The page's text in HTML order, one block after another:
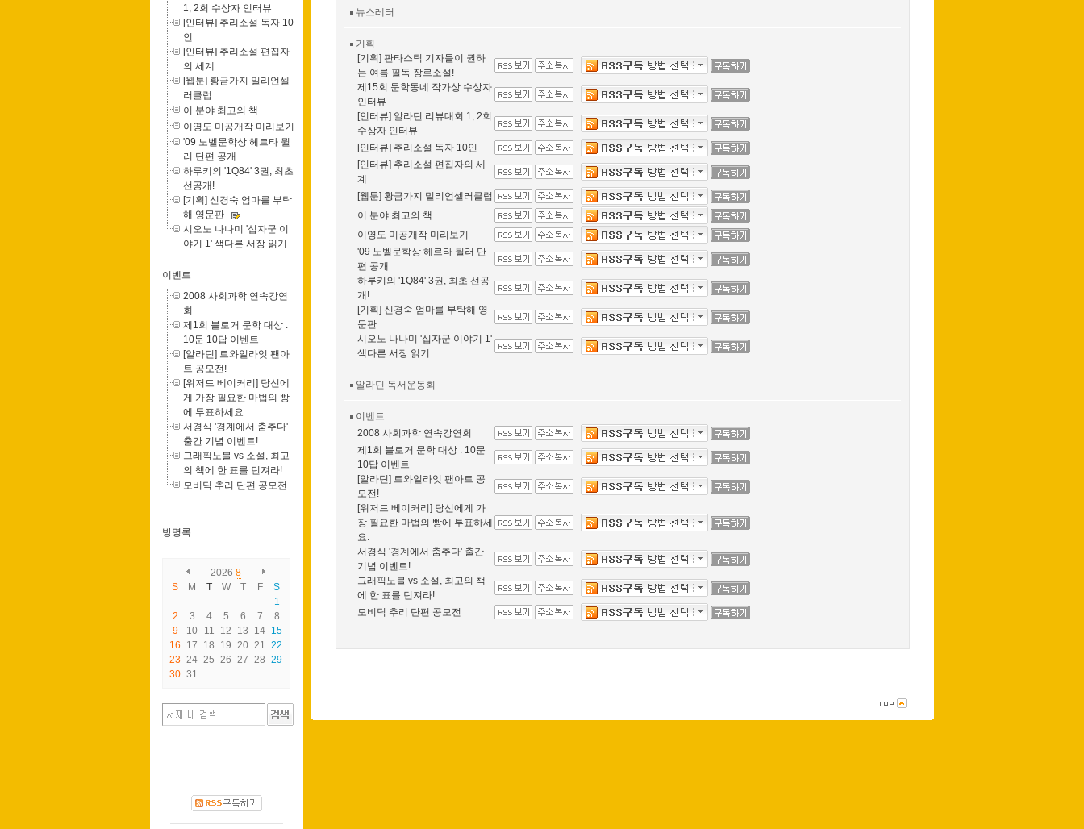
뉴스레터
기획
[기획] 판타스틱 기자들이 권하
는 여름 필독 장르소설!
제15회 문학동네 작가상 수상자
인터뷰
[인터뷰] 알라딘 리뷰대회 1, 2회
수상자 인터뷰
[인터뷰] 추리소설 독자 10인
[인터뷰] 추리소설 편집자의 세
계
[웹툰] 황금가지 밀리언셀러클럽
이 분야 최고의 책
이영도 미공개작 미리보기
'09 노벨문학상 헤르타 뮐러 단
편 공개
하루키의 '1Q84' 3권, 최초 선공
개!
[기획] 신경숙 엄마를 부탁해 영
문판
시오노 나나미 '십자군 이야기 1'
색다른 서장 읽기
알라딘 독서운동회
이벤트
2008 사회과학 연속강연회
제1회 블로거 문학 대상 : 10문
10답 이벤트
[알라딘] 트와일라잇 팬아트 공
모전!
[위저드 베이커리] 당신에게 가
장 필요한 마법의 빵에 투표하세
요.
서경식 '경계에서 춤추다' 출간
기념 이벤트!
그래픽노블 vs 소설, 최고의 책
에 한 표를 던져라!
모비딕 추리 단편 공모전
1, 2회 수상자 인터뷰
[인터뷰] 추리소설 독자 10
인
[인터뷰] 추리소설 편집자
의 세계
[웹툰] 황금가지 밀리언셀
러클럽
이 분야 최고의 책
이영도 미공개작 미리보기
'09 노벨문학상 헤르타 뮐
러 단편 공개
하루키의 '1Q84' 3권, 최초
선공개!
[기획] 신경숙 엄마를 부탁
해 영문판
시오노 나나미 '십자군 이
야기 1' 색다른 서장 읽기
이벤트
2008 사회과학 연속강연
회
제1회 블로거 문학 대상 :
10문 10답 이벤트
[알라딘] 트와일라잇 팬아
트 공모전!
[위저드 베이커리] 당신에
게 가장 필요한 마법의 빵
에 투표하세요.
서경식 '경계에서 춤추다'
출간 기념 이벤트!
그래픽노블 vs 소설, 최고
의 책에 한 표를 던져라!
모비딕 추리 단편 공모전
방명록
2026 8
S
M T W T F
S
1
2
3 4 5 6 7
8
9
10 11 12 13 14 15
16
17 18 19 20 21 22
23 24 25 26 27 28 29
30 31